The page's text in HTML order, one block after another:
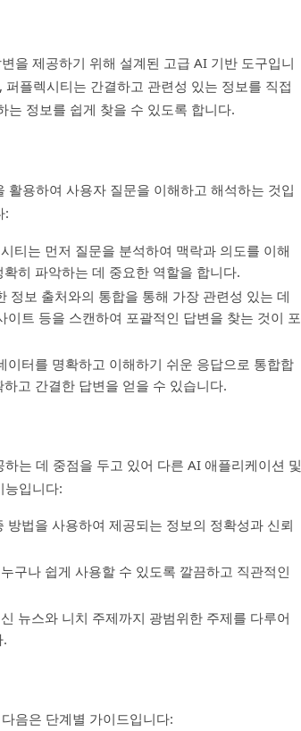
을 제공하기 위해 설계된 고급 AI 기반 도구입니
플렉시티는 간결하고 관련성 있는 정보를 직접
정보를 쉽게 찾을 수 있도록 합니다.
용하여 사용자 질문을 이해하고 해석하는 것입
:
티는 먼저 질문을 분석하여 맥락과 의도를 이해
히 파악하는 데 중요한 역할을 합니다.
정보 출처와의 통합을 통해 가장 관련성 있는 데
트 등을 스캔하여 포괄적인 답변을 찾는 것이 포
터를 명확하고 이해하기 쉬운 응답으로 통합합
고 간결한 답변을 얻을 수 있습니다.
는 데 중점을 두고 있어 다른 AI 애플리케이션 및
능입니다:
법을 사용하여 제공되는 정보의 정확성과 신뢰
구나 쉽게 사용할 수 있도록 깔끔하고 직관적인
뉴스와 니치 주제까지 광범위한 주제를 다루어
음은 단계별 가이드입니다: